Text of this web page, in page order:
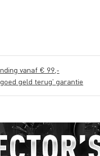
vanaf € 99,-
geld terug' garantie